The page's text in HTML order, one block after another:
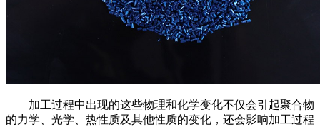
加工过程中出现的这些物理和化学变化不仅会引起聚合物
的力学、光学、热性质及其他性质的变化，还会影响加工过程